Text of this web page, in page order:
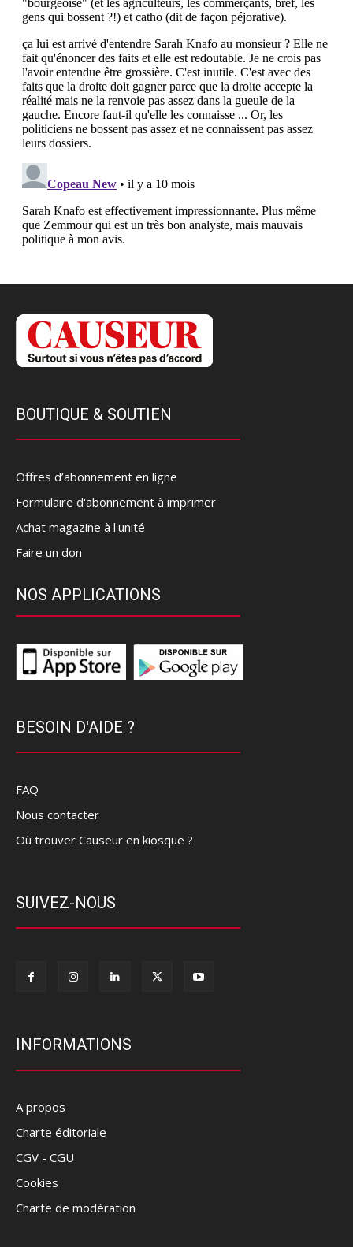
BOUTIQUE & SOUTIEN
Offres d’abonnement en ligne
Formulaire d'abonnement à imprimer
Achat magazine à l'unité
Faire un don
NOS APPLICATIONS
BESOIN D'AIDE ?
FAQ
Nous contacter
Où trouver Causeur en kiosque ?
SUIVEZ-NOUS
INFORMATIONS
A propos
Charte éditoriale
CGV - CGU
Cookies
Charte de modération